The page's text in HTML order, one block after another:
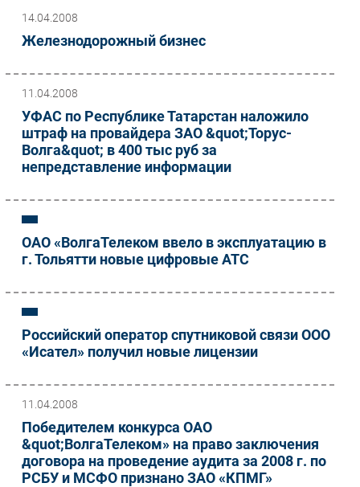
14.04.2008
Железнодорожный бизнес
11.04.2008
УФАС по Республике Татарстан наложило
штраф на провайдера ЗАО &quot;Торус-
Волга&quot; в 400 тыс руб за
непредставление информации
ОАО «ВолгаТелеком ввело в эксплуатацию в
г. Тольятти новые цифровые АТС
Российский оператор спутниковой связи ООО
«Исател» получил новые лицензии
11.04.2008
Победителем конкурса ОАО
&quot;ВолгаТелеком» на право заключения
договора на проведение аудита за 2008 г. по
РСБУ и МСФО признано ЗАО «КПМГ»